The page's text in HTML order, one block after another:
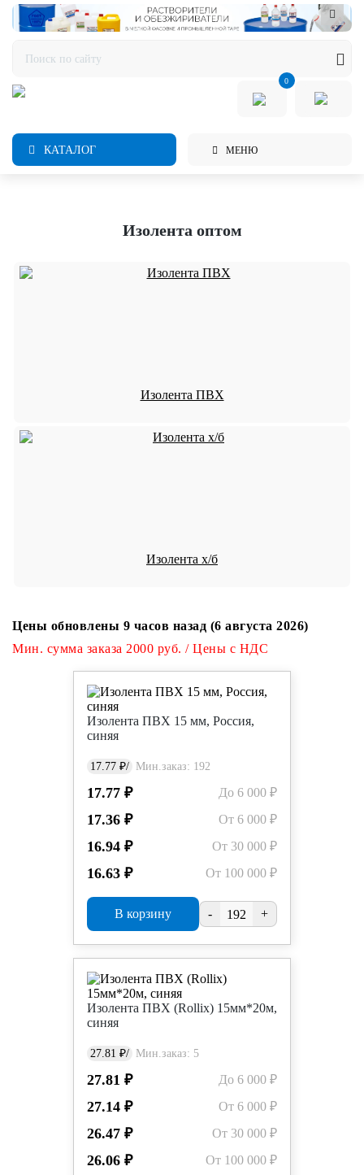
0
КАТАЛОГ МЕНЮ
Изолента оптом
Изолента ПВХ
Изолента х/б
Цены обновлены 9 часов назад (6 августа 2026)
Мин. сумма заказа 2000 руб. / Цены с НДС
Изолента ПВХ 15 мм, Россия,
синяя
17.77 ₽/ Мин.заказ: 192
17.77 ₽ До 6 000 ₽
17.36 ₽ От 6 000 ₽
16.94 ₽ От 30 000 ₽
16.63 ₽ От 100 000 ₽
В корзину - +
Изолента ПВХ (Rollix) 15мм*20м,
синяя
27.81 ₽/ Мин.заказ: 5
27.81 ₽ До 6 000 ₽
27.14 ₽ От 6 000 ₽
26.47 ₽ От 30 000 ₽
26.06 ₽ От 100 000 ₽